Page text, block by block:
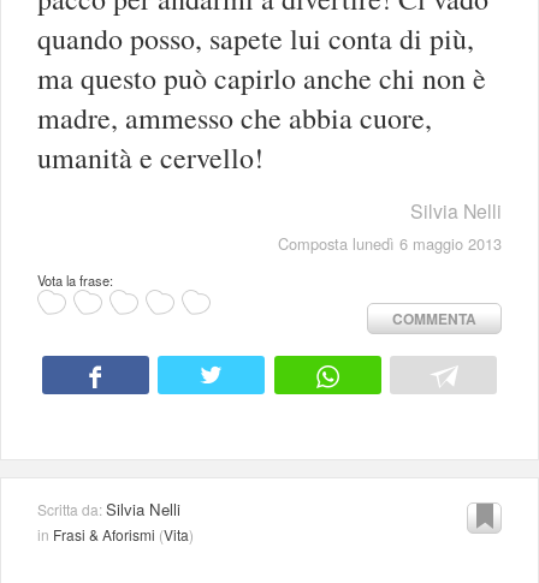
quando posso, sapete lui conta di più,
ma questo può capirlo anche chi non è
madre, ammesso che abbia cuore,
umanità e cervello!
Silvia Nelli
Composta lunedì 6 maggio 2013
Vota la frase:
COMMENTA
Scritta da:Silvia Nelli
in Frasi & Aforismi (Vita)